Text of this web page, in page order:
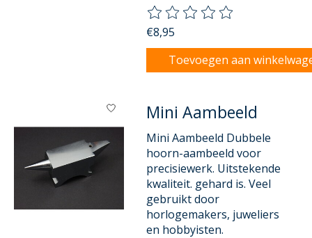
De beoordeling van dit
€8,95
Toevoegen aan
Mini Aambeeld
Mini Aambeeld Dubbele
hoorn-aambeeld voor
precisiewerk. Uitstekende
kwaliteit. gehard is. Veel
gebruikt door
horlogemakers, juweliers
en hobbyisten.